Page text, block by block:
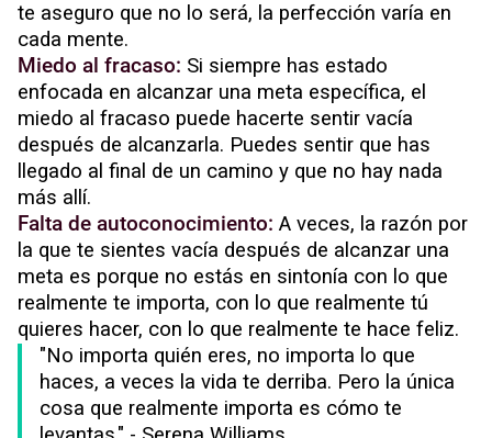
te aseguro que no lo será, la perfección varía en
cada mente.
Miedo al fracaso: Si siempre has estado
enfocada en alcanzar una meta específica, el
miedo al fracaso puede hacerte sentir vacía
después de alcanzarla. Puedes sentir que has
llegado al final de un camino y que no hay nada
más allí.
Falta de autoconocimiento: A veces, la razón por
la que te sientes vacía después de alcanzar una
meta es porque no estás en sintonía con lo que
realmente te importa, con lo que realmente tú
quieres hacer, con lo que realmente te hace feliz.
"No importa quién eres, no importa lo que
haces, a veces la vida te derriba. Pero la única
cosa que realmente importa es cómo te